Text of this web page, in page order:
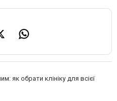
як обрати клініку для всієї